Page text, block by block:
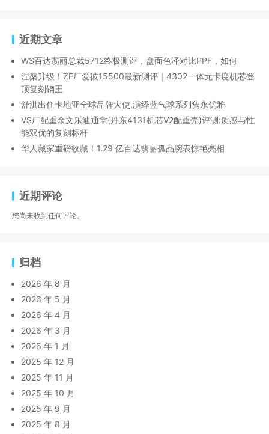
近期文章
WS百达翡丽总裁5712终极测评，盘面色泽对比PPF，如何
涅槃升级！ZF厂爱彼15500最新测评｜4302一体无卡度机芯登
顶复刻钢王
舒淇出任卡地亚全球品牌大使,演绎蓝气球系列隽永优雅
VS厂配重余文乐迪通拿(丹东4131机芯V2配重壳)评测:质感与性
能双优的复刻标杆
华人藏家重磅收藏！1.29 亿百达翡丽孤品腕表惊艳亮相
近期评论
您尚未收到任何评论。
归档
2026 年 8 月
2026 年 5 月
2026 年 4 月
2026 年 3 月
2026 年 1 月
2025 年 12 月
2025 年 11 月
2025 年 10 月
2025 年 9 月
2025 年 8 月